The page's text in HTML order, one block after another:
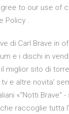
to our use of
Policy .
di Carl Brave in
e i dischi in
miglior sito di
e altre novita'
«“Notti Brave”
raccoglie tutta